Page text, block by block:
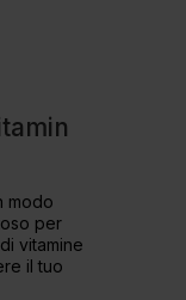
modo
per
vitamine
il tuo